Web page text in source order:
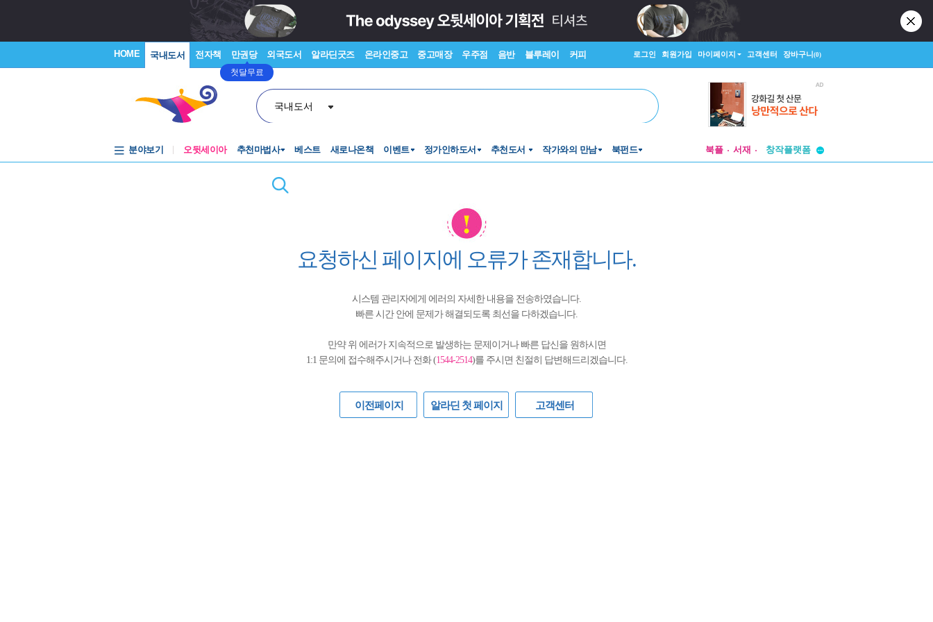
HOME 국내도서 전자책 만권당
첫달무료
외국도서 알라딘굿즈 온라인중고 중고매장 우주점 음반 블루레이 커피 로그인 회원가입 마이페이지 고객센터 장바구니(0)
국내도서
분야보기 오뒷세이아 추천마법사 베스트 새로나온책 이벤트 정가인하도서 추천도서 작가와의 만남 북펀드 북플 서재
창작플랫폼
요청하신 페이지에 오류가 존재합니다.
시스템 관리자에게 에러의 자세한 내용을 전송하였습니다.
빠른 시간 안에 문제가 해결되도록 최선을 다하겠습니다.
만약 위 에러가 지속적으로 발생하는 문제이거나 빠른 답신을 원하시면
1:1 문의에 접수해주시거나 전화 (1544-2514)를 주시면 친절히 답변해드리겠습니다.
이전페이지 알라딘 첫 페이지 고객센터